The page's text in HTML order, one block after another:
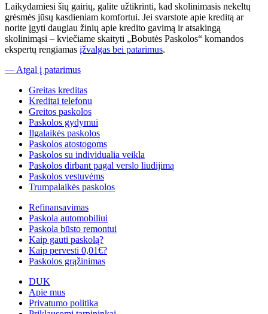
Laikydamiesi šių gairių, galite užtikrinti, kad skolinimasis nekeltų
grėsmės jūsų kasdieniam komfortui. Jei svarstote apie kreditą ar
norite įgyti daugiau žinių apie kredito gavimą ir atsakingą
skolinimąsi – kviečiame skaityti „Bobutės Paskolos“ komandos
ekspertų rengiamas įžvalgas bei patarimus.
— Atgal į patarimus
Greitas kreditas
Kreditai telefonu
Greitos paskolos
Paskolos gydymui
Ilgalaikės paskolos
Paskolos atostogoms
Paskolos su individualia veikla
Paskolos dirbant pagal verslo liudijimą
Paskolos vestuvėms
Trumpalaikės paskolos
Refinansavimas
Paskola automobiliui
Paskola būsto remontui
Kaip gauti paskolą?
Kaip pervesti 0,01€?
Paskolos grąžinimas
DUK
Apie mus
Privatumo politika